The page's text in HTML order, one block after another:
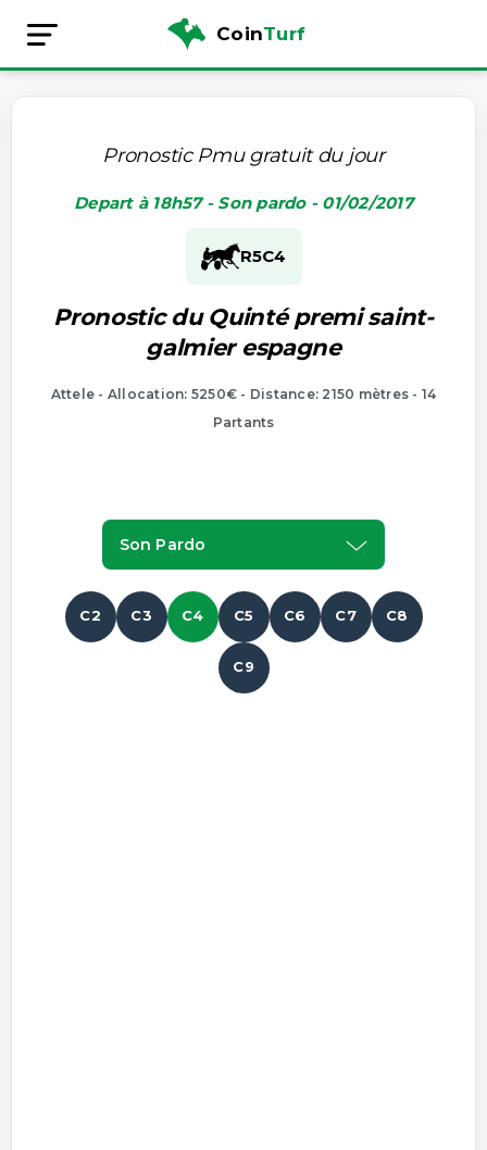
CoinTurf
Pronostic Pmu gratuit du jour
Depart à 18h57 - Son pardo - 01/02/2017
R5C4
Pronostic du Quinté premi saint-
galmier espagne
Attele - Allocation: 5250€ - Distance: 2150 mètres - 14
Partants
Son Pardo
C2 C3 C4 C5 C6 C7 C8
C9